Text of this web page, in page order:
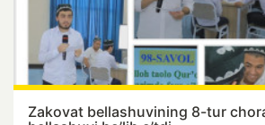
Zakovat bellashuvining 8-tur